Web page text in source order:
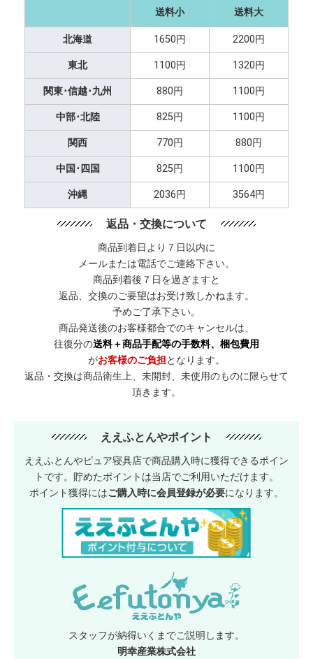
送料小
送料大
北海道 1650円 2200円
東北 1100円 1320円
関東･信越･九州 880円 1100円
中部･北陸 825円 1100円
関西 770円 880円
中国･四国 825円 1100円
沖縄 2036円 3564円
返品・交換について
商品到着日より７日以内に
メールまたは電話でご連絡下さい。
商品到着後７日を過ぎますと
返品、交換のご要望はお受け致しかねます。
予めご了承下さい。
商品発送後のお客様都合でのキャンセルは、
往復分の送料＋商品手配等の手数料、梱包費用
がお客様のご負担となります。
返品・交換は商品衛生上、未開封、未使用のものに限らせて
頂きます。
ええふとんやポイント
ええふとんやピュア寝具店で商品購入時に獲得できるポイン
トです。貯めたポイントは当店でご利用いただけます。
ポイント獲得にはご購入時に会員登録が必要になります。
スタッフが納得いくまでご説明します。
明幸産業株式会社